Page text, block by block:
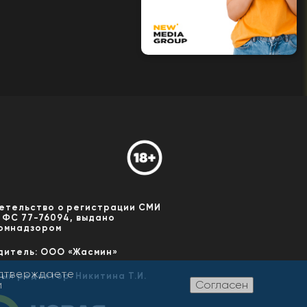
о регистрации СМИ
77-76094, выдано
ООО «Жасмин»
редактор: Никитина Т.И.
Согласен